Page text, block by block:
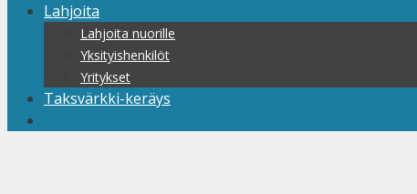
Lahjoita
Lahjoita nuorille
Yksityishenkilöt
Yritykset
Taksvärkki-keräys